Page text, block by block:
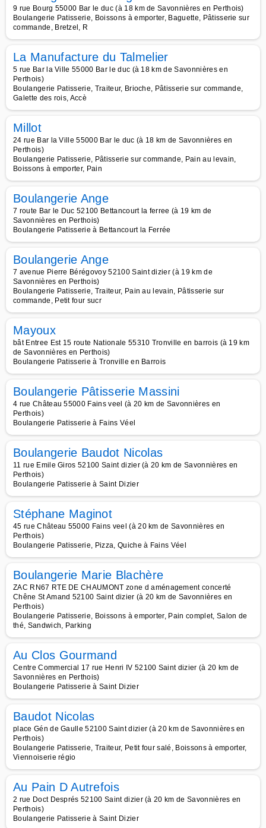
9 rue Bourg 55000 Bar le duc (à 18 km de Savonnières en Perthois)
Boulangerie Patisserie, Boissons à emporter, Baguette, Pâtisserie sur
commande, Bretzel, R
La Manufacture du Talmelier
5 rue Bar la Ville 55000 Bar le duc (à 18 km de Savonnières en
Perthois)
Boulangerie Patisserie, Traiteur, Brioche, Pâtisserie sur commande,
Galette des rois, Accè
Millot
24 rue Bar la Ville 55000 Bar le duc (à 18 km de Savonnières en
Perthois)
Boulangerie Patisserie, Pâtisserie sur commande, Pain au levain,
Boissons à emporter, Pain
Boulangerie Ange
7 route Bar le Duc 52100 Bettancourt la ferree (à 19 km de
Savonnières en Perthois)
Boulangerie Patisserie à Bettancourt la Ferrée
Boulangerie Ange
7 avenue Pierre Bérégovoy 52100 Saint dizier (à 19 km de
Savonnières en Perthois)
Boulangerie Patisserie, Traiteur, Pain au levain, Pâtisserie sur
commande, Petit four sucr
Mayoux
bât Entree Est 15 route Nationale 55310 Tronville en barrois (à 19 km
de Savonnières en Perthois)
Boulangerie Patisserie à Tronville en Barrois
Boulangerie Pâtisserie Massini
4 rue Château 55000 Fains veel (à 20 km de Savonnières en
Perthois)
Boulangerie Patisserie à Fains Véel
Boulangerie Baudot Nicolas
11 rue Emile Giros 52100 Saint dizier (à 20 km de Savonnières en
Perthois)
Boulangerie Patisserie à Saint Dizier
Stéphane Maginot
45 rue Château 55000 Fains veel (à 20 km de Savonnières en
Perthois)
Boulangerie Patisserie, Pizza, Quiche à Fains Véel
Boulangerie Marie Blachère
ZAC RN67 RTE DE CHAUMONT zone d aménagement concerté
Chêne St Amand 52100 Saint dizier (à 20 km de Savonnières en
Perthois)
Boulangerie Patisserie, Boissons à emporter, Pain complet, Salon de
thé, Sandwich, Parking
Au Clos Gourmand
Centre Commercial 17 rue Henri IV 52100 Saint dizier (à 20 km de
Savonnières en Perthois)
Boulangerie Patisserie à Saint Dizier
Baudot Nicolas
place Gén de Gaulle 52100 Saint dizier (à 20 km de Savonnières en
Perthois)
Boulangerie Patisserie, Traiteur, Petit four salé, Boissons à emporter,
Viennoiserie régio
Au Pain D Autrefois
2 rue Doct Després 52100 Saint dizier (à 20 km de Savonnières en
Perthois)
Boulangerie Patisserie à Saint Dizier